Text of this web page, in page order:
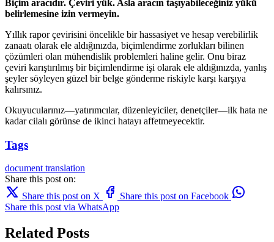
Biçim aracıdır. Çeviri yük. Asla aracın taşıyabileceğiniz yükü
belirlemesine izin vermeyin.
Yıllık rapor çevirisini öncelikle bir hassasiyet ve hesap verebilirlik
zanaatı olarak ele aldığınızda, biçimlendirme zorlukları bilinen
çözümleri olan mühendislik problemleri haline gelir. Onu biraz
çeviri karıştırılmış bir biçimlendirme işi olarak ele aldığınızda, yanlış
şeyler söyleyen güzel bir belge gönderme riskiyle karşı karşıya
kalırsınız.
Okuyucularınız—yatırımcılar, düzenleyiciler, denetçiler—ilk hata ne
kadar cilalı görünse de ikinci hatayı affetmeyecektir.
Tags
document translation
Share this post on:
Share this post on X
Share this post on Facebook
Share this post via WhatsApp
Related Posts